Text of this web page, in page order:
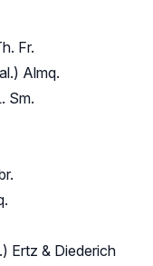
Fr.
Almq.
Sm.
Ertz & Diederich